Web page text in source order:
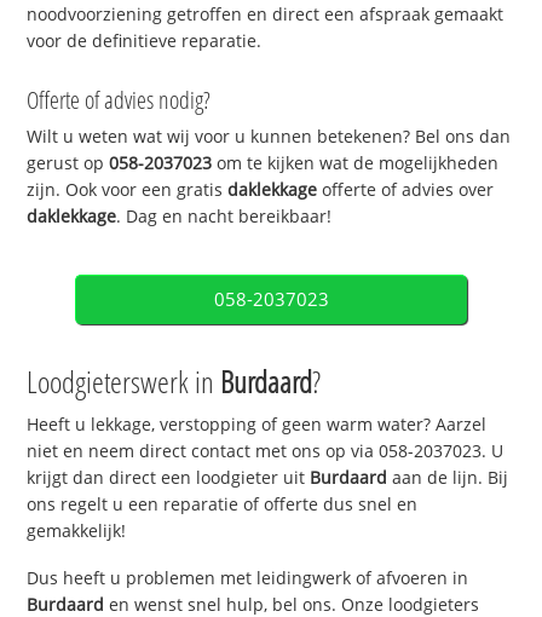
noodvoorziening getroffen en direct een afspraak gemaakt
voor de definitieve reparatie.
Offerte of advies nodig?
Wilt u weten wat wij voor u kunnen betekenen? Bel ons dan
gerust op058-2037023 om te kijken wat de mogelijkheden
zijn. Ook voor een gratisdaklekkage offerte of advies over
daklekkage. Dag en nacht bereikbaar!
058-2037023
Loodgieterswerk in Burdaard?
Heeft u lekkage, verstopping of geen warm water? Aarzel
niet en neem direct contact met ons op via 058-2037023. U
krijgt dan direct een loodgieter uit Burdaard aan de lijn. Bij
ons regelt u een reparatie of offerte dus snel en
gemakkelijk!
Dus heeft u problemen met leidingwerk of afvoeren in
Burdaard en wenst snel hulp, bel ons. Onze loodgieters